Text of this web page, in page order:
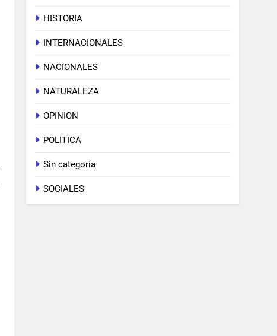
HISTORIA
INTERNACIONALES
NACIONALES
NATURALEZA
OPINION
POLITICA
Sin categoría
SOCIALES